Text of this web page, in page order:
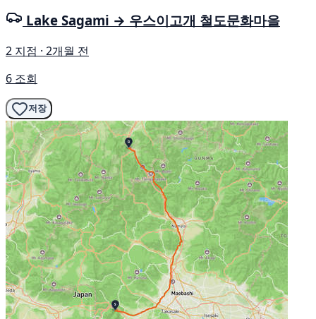
Lake Sagami → 우스이고개 철도문화마을
2 지점 · 2개월 전
6 조회
저장